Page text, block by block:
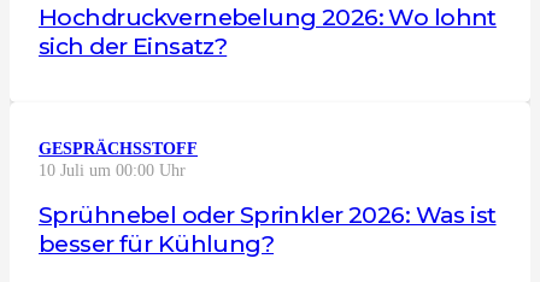
Hochdruckvernebelung 2026: Wo lohnt
sich der Einsatz?
GESPRÄCHSSTOFF
10 Juli um 00:00 Uhr
Sprühnebel oder Sprinkler 2026: Was ist
besser für Kühlung?